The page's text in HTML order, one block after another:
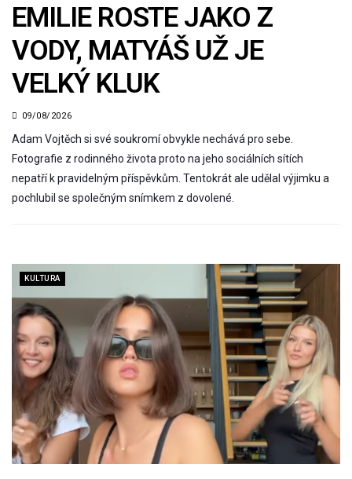
EMILIE ROSTE JAKO Z
VODY, MATYÁŠ UŽ JE
VELKÝ KLUK
09/08/2026
Adam Vojtěch si své soukromí obvykle nechává pro sebe.
Fotografie z rodinného života proto na jeho sociálních sítích
nepatří k pravidelným příspěvkům. Tentokrát ale udělal výjimku a
pochlubil se společným snímkem z dovolené.
KULTURA